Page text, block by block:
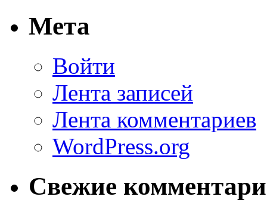
Мета
Войти
Лента записей
Лента комментариев
WordPress.org
Свежие